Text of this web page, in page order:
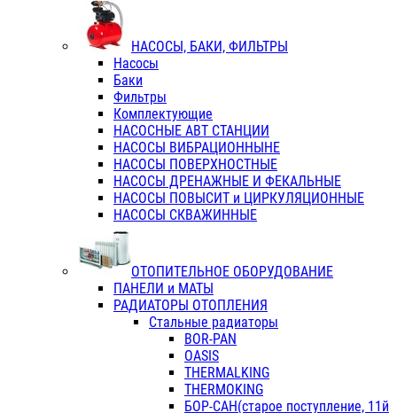
НАСОСЫ, БАКИ, ФИЛЬТРЫ
Насосы
Баки
Фильтры
Комплектующие
НАСОСНЫЕ АВТ СТАНЦИИ
НАСОСЫ ВИБРАЦИОННЫНЕ
НАСОСЫ ПОВЕРХНОСТНЫЕ
НАСОСЫ ДРЕНАЖНЫЕ И ФЕКАЛЬНЫЕ
НАСОСЫ ПОВЫСИТ и ЦИРКУЛЯЦИОННЫЕ
НАСОСЫ СКВАЖИННЫЕ
ОТОПИТЕЛЬНОЕ ОБОРУДОВАНИЕ
ПАНЕЛИ и МАТЫ
РАДИАТОРЫ ОТОПЛЕНИЯ
Стальные радиаторы
BOR-PAN
OASIS
THERMALKING
THERMOKING
БОР-САН(старое поступление, 11й